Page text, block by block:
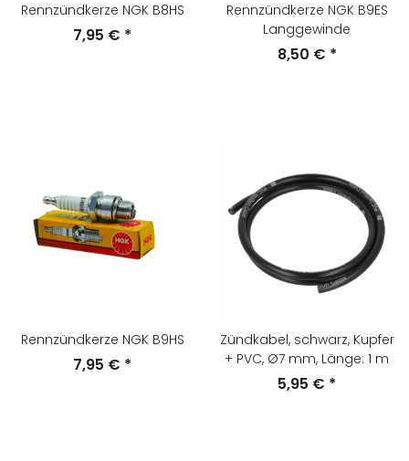
Rennzündkerze NGK B8HS
7,95 € *
Rennzündkerze NGK B9ES
Langgewinde
8,50 € *
Rennzündkerze NGK B9HS
7,95 € *
Zündkabel, schwarz, Kupfer
+ PVC, Ø7 mm, Länge: 1 m
5,95 € *